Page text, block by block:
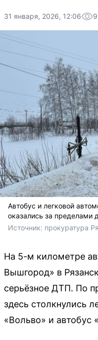
31 января, 2026, 12:06 9
Автобус и легковой
оказались за пределами
Источник: прокуратура
На 5-м километре
Вышгород» в
серьёзное ДТП. По
здесь столкнулись
«Вольво» и автобус